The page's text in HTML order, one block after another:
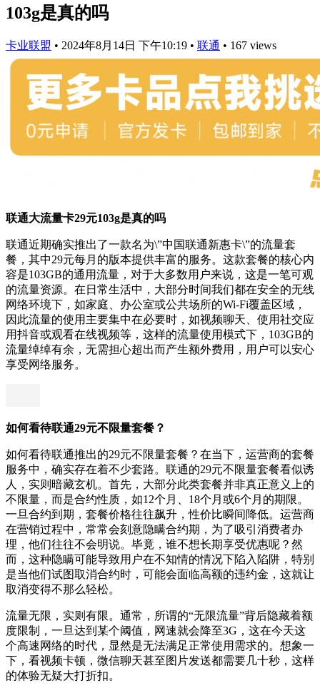
103g是真的吗
卡业联盟 • 2024年8月14日 下午10:19 • 联通 • 167 views
联通大流量卡29元103g是真的吗
联通近期确实推出了一款名为\”中国联通新惠卡\”的流量套
餐，其中29元每月的版本提供丰富的服务。这款套餐的核心内
容是103GB的通用流量，对于大多数用户来说，这是一笔可观
的流量资源。在日常生活中，大部分时间我们都在安全的无线
网络环境下，如家庭、办公室或公共场所的Wi-Fi覆盖区域，
因此流量的使用主要集中在必要时，如视频聊天、使用社交应
用抖音或观看在线视频等，这样的流量使用模式下，103GB的
流量绰绰有余，无需担心超出而产生额外费用，用户可以安心
享受网络服务。
如何看待联通29元不限量套餐？
如何看待联通推出的29元不限量套餐？在当下，运营商的套餐
服务中，确实存在着不少套路。联通的29元不限量套餐看似诱
人，实则暗藏玄机。首先，大部分此类套餐并非真正意义上的
不限量，而是合约性质，如12个月、18个月或6个月的期限。
一旦合约到期，套餐价格往往飙升，性价比瞬间降低。运营商
在营销过程中，常常会刻意隐瞒合约期，为了吸引消费者办
理，他们往往不会明说。毕竟，谁不想长期享受优惠呢？然
而，这种隐瞒可能导致用户在不知情的情况下陷入陷阱，特别
是当他们试图取消合约时，可能会面临高额的违约金，这就让
取消变得不那么轻松。
流量无限，实则有限。通常，所谓的“无限流量”背后隐藏着额
度限制，一旦达到某个阈值，网速就会降至3G，这在今天这
个高速网络的时代，显然是无法满足正常使用需求的。想象一
下，看视频卡顿，微信聊天甚至图片发送都需要几十秒，这样
的体验无疑大打折扣。